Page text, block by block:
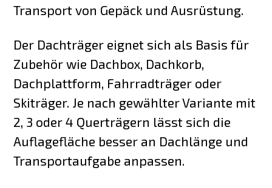
Transport von Gepäck und Ausrüstung.
Der Dachträger eignet sich als Basis für
Zubehör wie Dachbox, Dachkorb,
Dachplattform, Fahrradträger oder
Skiträger. Je nach gewählter Variante mit
2, 3 oder 4 Querträgern lässt sich die
Auflagefläche besser an Dachlänge und
Transportaufgabe anpassen.